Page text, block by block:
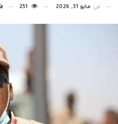
في مايو 31, 2026 251